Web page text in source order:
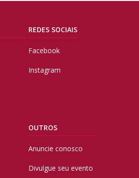
REDES SOCIAIS
Facebook
Instagram
OUTROS
Anuncie conosco
Divulgue seu evento